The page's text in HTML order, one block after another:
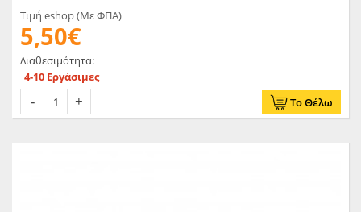
Τιμή eshop (Με ΦΠΑ)
5,50€
Διαθεσιμότητα:
4-10 Εργάσιμες
Το Θέλω